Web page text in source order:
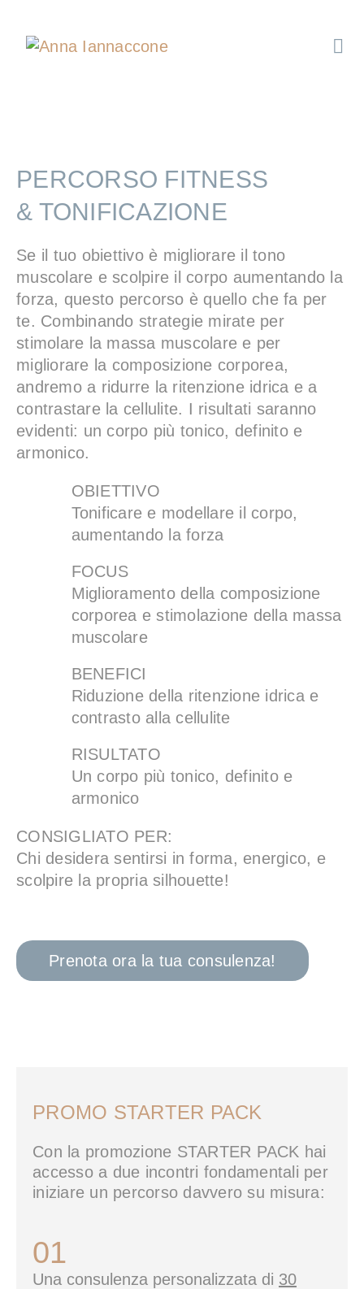
PERCORSO FITNESS
& TONIFICAZIONE
Se il tuo obiettivo è migliorare il tono
muscolare e scolpire il corpo aumentando la
forza, questo percorso è quello che fa per
te. Combinando strategie mirate per
stimolare la massa muscolare e per
migliorare la composizione corporea,
andremo a ridurre la ritenzione idrica e a
contrastare la cellulite. I risultati saranno
evidenti: un corpo più tonico, definito e
armonico.
OBIETTIVO
Tonificare e modellare il corpo,
aumentando la forza
FOCUS
Miglioramento della composizione
corporea e stimolazione della massa
muscolare
BENEFICI
Riduzione della ritenzione idrica e
contrasto alla cellulite
RISULTATO
Un corpo più tonico, definito e
armonico
CONSIGLIATO PER:
Chi desidera sentirsi in forma, energico, e
scolpire la propria silhouette!
Prenota ora la tua consulenza!
PROMO STARTER PACK
Con la promozione STARTER PACK hai
accesso a due incontri fondamentali per
iniziare un percorso davvero su misura:
01
Una consulenza personalizzata di 30